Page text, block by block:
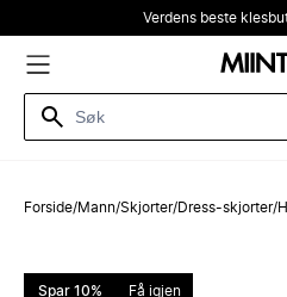
Verdens beste
Forside/Mann/Skjorter/Dress-skjorter/
Spar 10% Få igjen